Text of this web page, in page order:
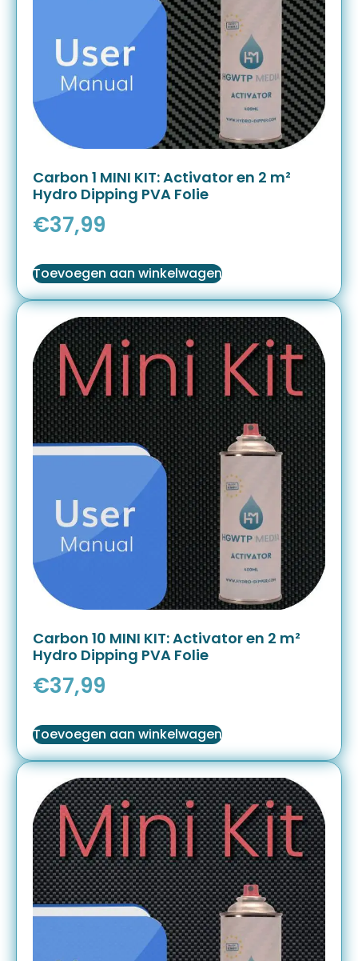
Carbon 1 MINI KIT: Activator en 2 m²
Hydro Dipping PVA Folie
€37,99
Toevoegen aan winkelwagen
Carbon 10 MINI KIT: Activator en 2 m²
Hydro Dipping PVA Folie
€37,99
Toevoegen aan winkelwagen